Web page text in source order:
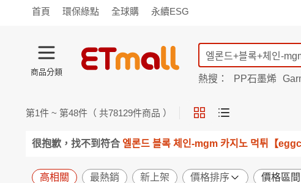
首頁 環保綠點 全球購 永續ESG
商品分類
旅遊
寵物 男女鞋 襪
包配
日用
紙品 清潔
口腔
熱搜： PP石墨烯
第1件 ~ 第48件（ 共78129件商品 ）
很抱歉，找不到符合 엘론드 블록 체인-mgm 카지노 먹튀【
高相關 最熱銷 新上架 價格排序 價格區間